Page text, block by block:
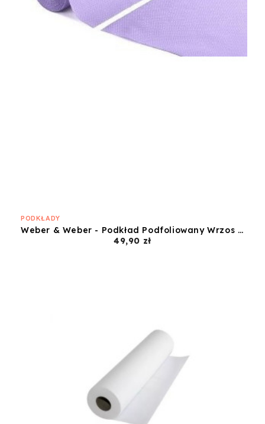
PODKŁADY
Weber & Weber - Podkład Podfoliowany Wrzos - 50x50
49,90 złCena